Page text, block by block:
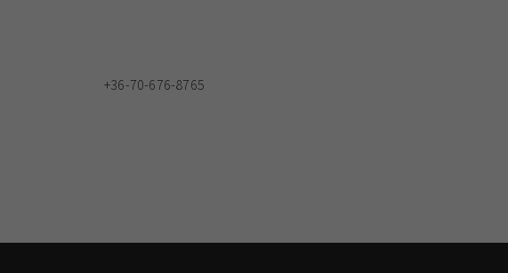
+36-70-676-8765